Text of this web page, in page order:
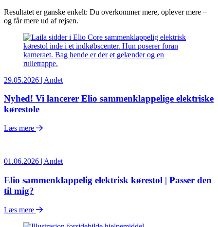
Resultatet er ganske enkelt: Du overkommer mere, oplever mere –
og får mere ud af rejsen.
29.05.2026 | Andet
Nyhed! Vi lancerer Elio sammenklappelige elektriske
kørestole
Læs mere
01.06.2026 | Andet
Elio sammenklappelig elektrisk kørestol | Passer den
til mig?
Læs mere